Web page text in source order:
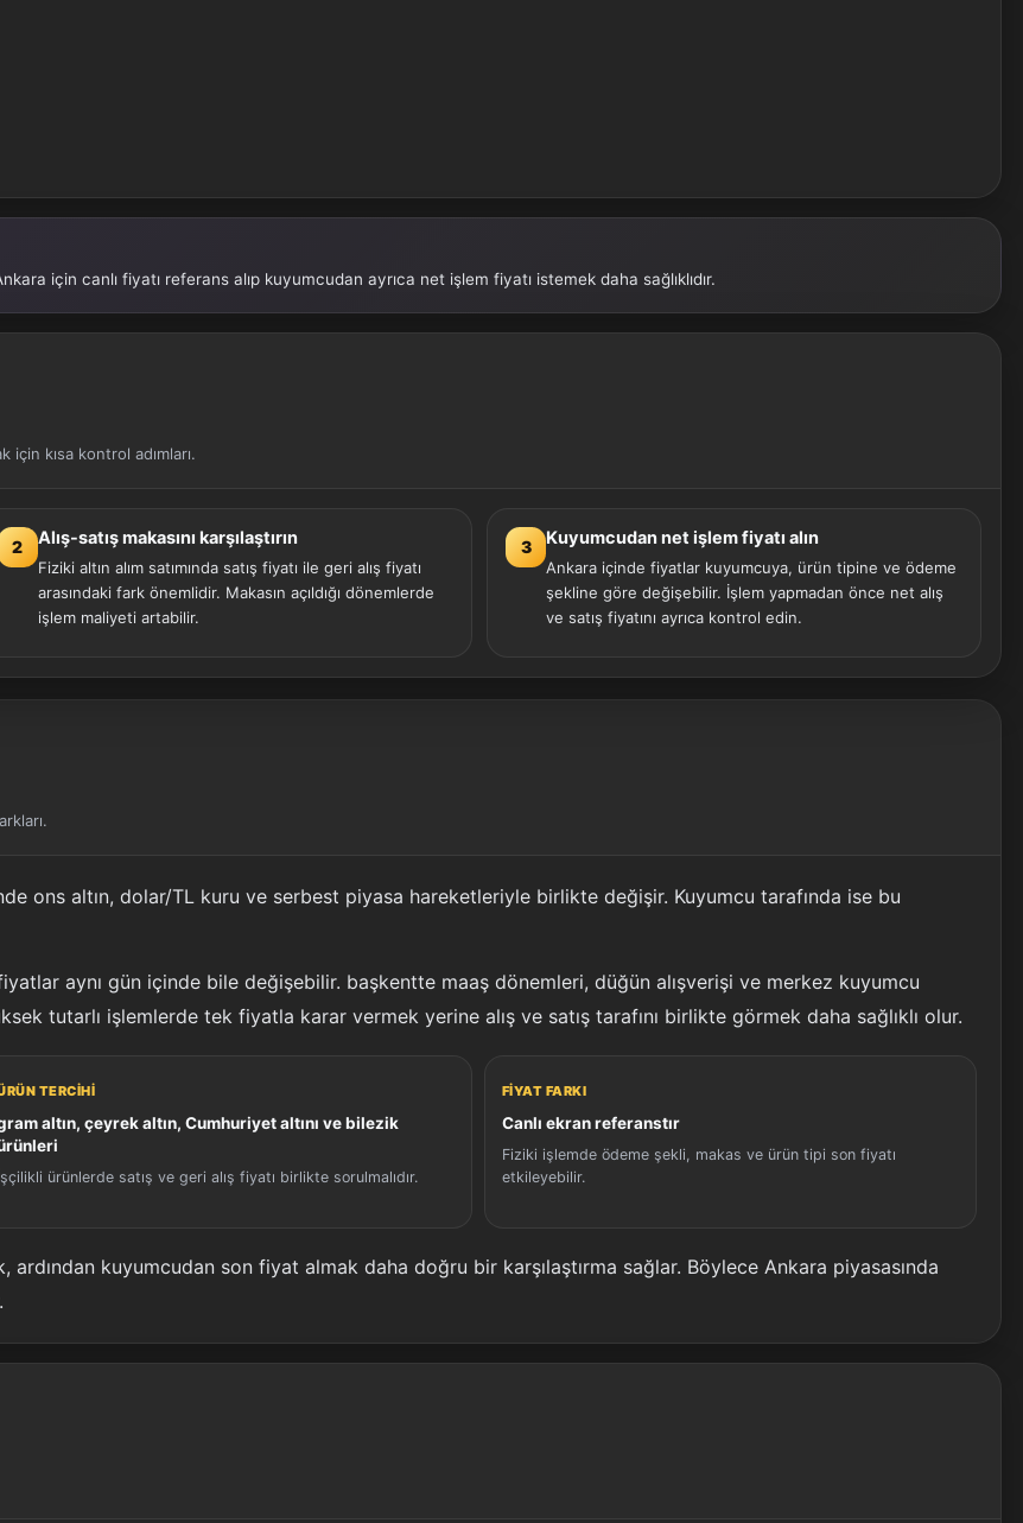
için canlı fiyatı referans alıp kuyumcudan ayrıca net işlem fiyatı istemek daha sağlıklıdır.
için kısa kontrol adımları.
2 Alış-satış makasını karşılaştırın
Fiziki altın alım satımında satış fiyatı ile geri alış fiyatı
arasındaki fark önemlidir. Makasın açıldığı dönemlerde
işlem maliyeti artabilir.
3 Kuyumcudan net işlem fiyatı alın
Ankara içinde fiyatlar kuyumcuya, ürün tipine ve ödeme
şekline göre değişebilir. İşlem yapmadan önce net alış
ve satış fiyatını ayrıca kontrol edin.
ons altın, dolar/TL kuru ve serbest piyasa hareketleriyle birlikte değişir. Kuyumcu tarafında ise bu
aynı gün içinde bile değişebilir. başkentte maaş dönemleri, düğün alışverişi ve merkez kuyumcu
tutarlı işlemlerde tek fiyatla karar vermek yerine alış ve satış tarafını birlikte görmek daha sağlıklı olur.
TERCIHI
altın, çeyrek altın, Cumhuriyet altını ve bilezik
ürünlerde satış ve geri alış fiyatı birlikte sorulmalıdır.
FIYAT FARKI
Canlı ekran referanstır
Fiziki işlemde ödeme şekli, makas ve ürün tipi son fiyatı
etkileyebilir.
ardından kuyumcudan son fiyat almak daha doğru bir karşılaştırma sağlar. Böylece Ankara piyasasında